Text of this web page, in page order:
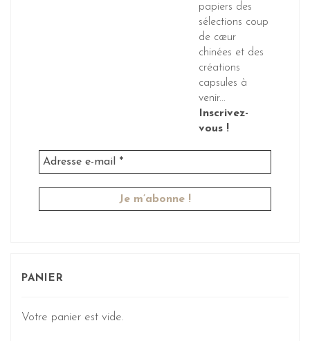
papiers des
sélections coup
de cœur
chinées et des
créations
capsules à
venir...
Inscrivez-
vous !
PANIER
Votre panier est vide.